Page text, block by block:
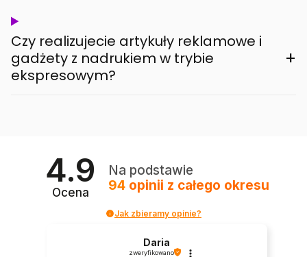
Czy realizujecie artykuły reklamowe i
gadżety z nadrukiem w trybie
ekspresowym?
+
4.9
Ocena
Na podstawie
94 opinii z całego okresu
Jak zbieramy opinie?
Daria
zweryfikowano